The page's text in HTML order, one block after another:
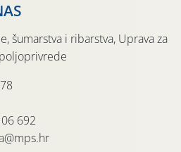
šumarstva i ribarstva, Uprava za
692